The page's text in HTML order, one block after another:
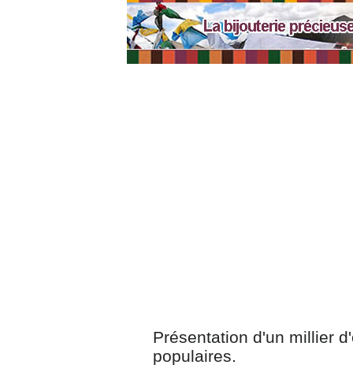
Présentation d'un millier
populaires.